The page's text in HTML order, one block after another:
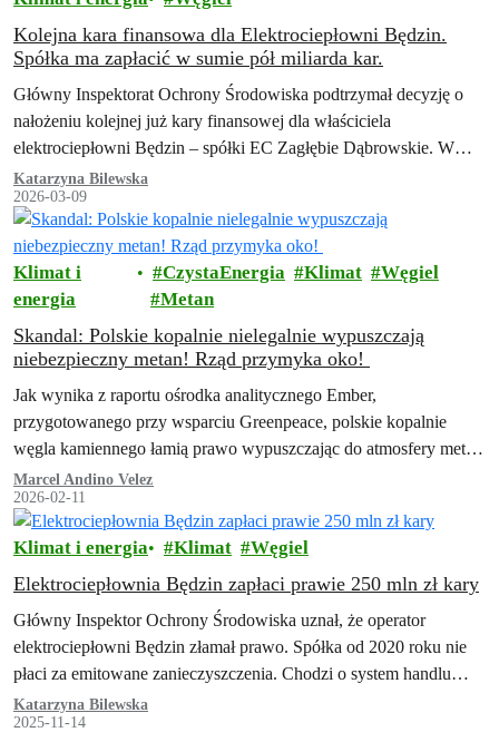
Kolejna kara finansowa dla Elektrociepłowni Będzin.
Spółka ma zapłacić w sumie pół miliarda kar.
Główny Inspektorat Ochrony Środowiska podtrzymał decyzję o
nałożeniu kolejnej już kary finansowej dla właściciela
elektrociepłowni Będzin – spółki EC Zagłębie Dąbrowskie. W
swojej najnowszej decyzji GIOŚ podtrzymał decyzję organu
pierwszej…
Katarzyna Bilewska
2026-03-09
Klimat i
energia
CzystaEnergia Klimat
Węgiel
Metan
Skandal: Polskie kopalnie nielegalnie wypuszczają
niebezpieczny metan! Rząd przymyka oko!
Jak wynika z raportu ośrodka analitycznego Ember,
przygotowanego przy wsparciu Greenpeace, polskie kopalnie
węgla kamiennego łamią prawo wypuszczając do atmosfery metan
z instalacji, które miały służyć wychwytowi tego groźnego gazu.
Marcel Andino Velez
2026-02-11
Klimat i energia Klimat Węgiel
Elektrociepłownia Będzin zapłaci prawie 250 mln zł kary
Główny Inspektor Ochrony Środowiska uznał, że operator
elektrociepłowni Będzin złamał prawo. Spółka od 2020 roku nie
płaci za emitowane zanieczyszczenia. Chodzi o system handlu
uprawnieniami do emisji, który obowiązuje na…
Katarzyna Bilewska
2025-11-14